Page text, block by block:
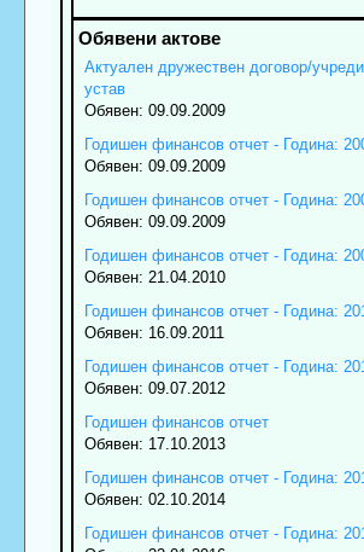
Актуален дружествен договор/
устав
Обявен: 09.09.2009
Годишен финансов отчет - Година:
Обявен: 09.09.2009
Годишен финансов отчет - Година:
Обявен: 09.09.2009
Годишен финансов отчет - Година:
Обявен: 21.04.2010
Годишен финансов отчет - Година:
Обявен: 16.09.2011
Годишен финансов отчет - Година:
Обявен: 09.07.2012
Годишен финансов отчет
Обявен: 17.10.2013
Годишен финансов отчет - Година:
Обявен: 02.10.2014
Годишен финансов отчет - Година: